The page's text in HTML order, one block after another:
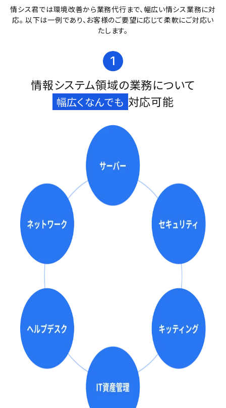
情シス君では環境改善から業務代⾏まで、幅広い情シス業務に対
応。 以下は⼀例であり、お客様のご要望に応じて柔軟にご対応い
たします。
1
情報システム領域の業務について
幅広くなんでも 対応可能